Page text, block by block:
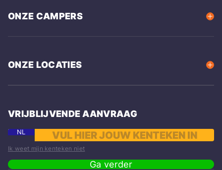
ONZE CAMPERS
ONZE LOCATIES
VRIJBLIJVENDE AANVRAAG
NL
Ik weet mijn kenteken niet
Ga verder